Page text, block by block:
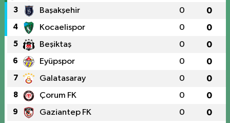
3 Başakşehir 0 0
4 Kocaelispor 0 0
5 Beşiktaş 0 0
6 Eyüpspor 0 0
7 Galatasaray 0 0
8 Çorum FK 0 0
9 Gaziantep FK 0 0